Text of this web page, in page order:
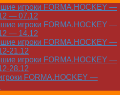
игроки FORMA.HOCKEY —
— 07.12
игроки FORMA.HOCKEY —
— 14.12
игроки FORMA.HOCKEY —
21.12
игроки FORMA.HOCKEY —
28.12
FORMA.HOCKEY —